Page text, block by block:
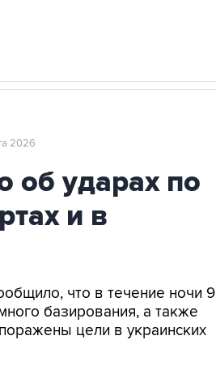
2026
ударах по
и в
что в течение ночи 9
базирования, а также
цели в украинских